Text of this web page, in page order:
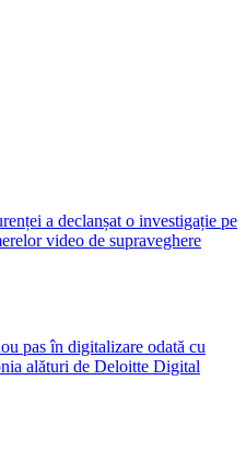
a declanșat o investigație pe
video de supraveghere
pas în digitalizare odată cu
alături de Deloitte Digital